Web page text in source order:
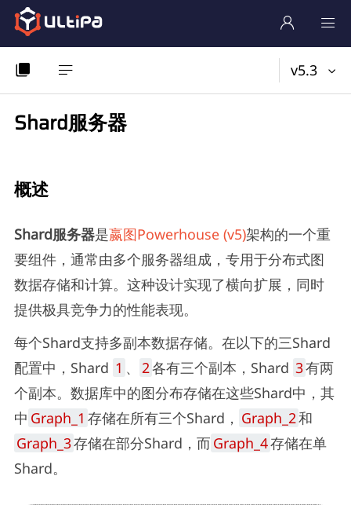
v5.3
Shard服务器
概述
Shard服务器是嬴图Powerhouse (v5)架构的一个重
要组件，通常由多个服务器组成，专用于分布式图
数据存储和计算。这种设计实现了横向扩展，同时
提供极具竞争力的性能表现。
每个Shard支持多副本数据存储。在以下的三Shard
配置中，Shard 1 、 2各有三个副本，Shard 3有两
个副本。数据库中的图分布存储在这些Shard中，其
中 Graph_1 存储在所有三个Shard， Graph_2和
Graph_3存储在部分Shard，而 Graph_4存储在单
Shard。